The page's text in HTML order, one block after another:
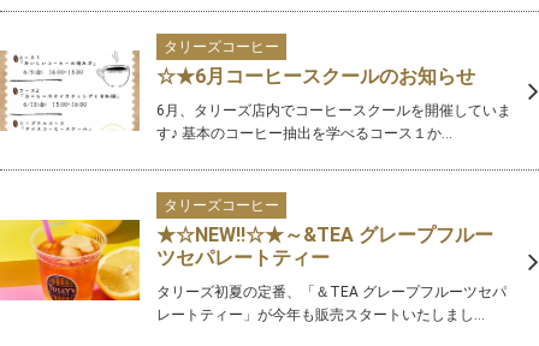
タリーズコーヒー
☆★6月コーヒースクールのお知らせ
6月、タリーズ店内でコーヒースクールを開催していま
す♪ 基本のコーヒー抽出を学べるコース１か...
タリーズコーヒー
★☆NEW‼☆★～&TEA グレープフルー
ツセパレートティー
タリーズ初夏の定番、「＆TEA グレープフルーツセパ
レートティー」が今年も販売スタートいたしまし...